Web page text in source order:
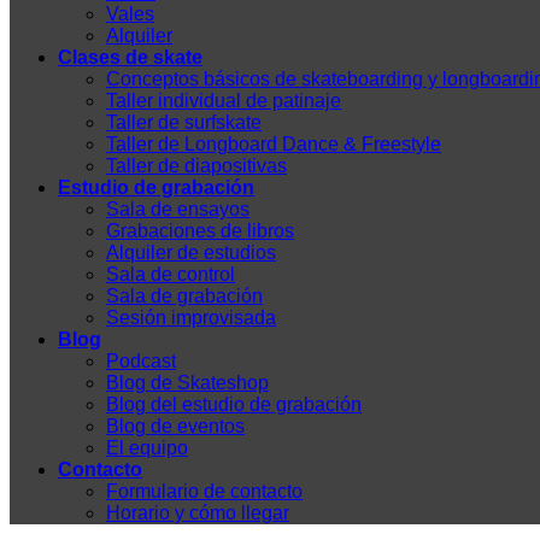
Vales
Alquiler
Clases de skate
Conceptos básicos de skateboarding y
Taller individual de patinaje
Taller de surfskate
Taller de Longboard Dance & Freestyle
Taller de diapositivas
Estudio de grabación
Sala de ensayos
Grabaciones de libros
Alquiler de estudios
Sala de control
Sala de grabación
Sesión improvisada
Blog
Podcast
Blog de Skateshop
Blog del estudio de grabación
Blog de eventos
El equipo
Contacto
Formulario de contacto
Horario y cómo llegar